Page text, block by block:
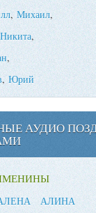
, Михаил,
Никита,
,
,Юрий
АУДИО
АЛИНА